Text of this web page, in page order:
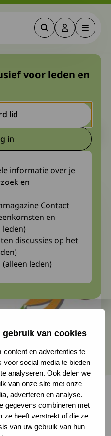
gebruik van cookies
content en advertenties te
voor social media te bieden
analyseren. Ook delen we
van onze site met onze
adverteren en analyse.
gegevens combineren met
ze heeft verstrekt of die ze
van uw gebruik van hun
ZoekenDeze link
Menu
die mee
een
kan zijn dat de inhoud niet
van het UMC Utrecht
voor leden en
lid
in
Deze link gaat naar een
informatie over je
en
Contact
en
leden)
discussies op het
leden)